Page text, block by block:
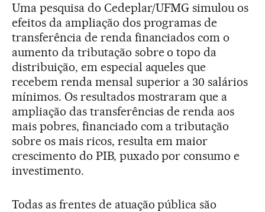
Uma pesquisa do Cedeplar/UFMG simulou os
efeitos da ampliação dos programas de
transferência de renda financiados com o
aumento da tributação sobre o topo da
distribuição, em especial aqueles que
recebem renda mensal superior a 30 salários
mínimos. Os resultados mostraram que a
ampliação das transferências de renda aos
mais pobres, financiado com a tributação
sobre os mais ricos, resulta em maior
crescimento do PIB, puxado por consumo e
investimento.
Todas as frentes de atuação pública são